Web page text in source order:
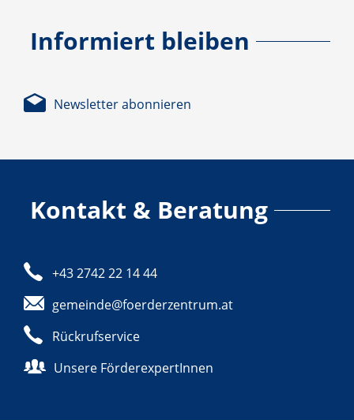
Informiert bleiben
Newsletter abonnieren
Kontakt & Beratung
+43 2742 22 14 44
gemeinde@foerderzentrum.at
Rückrufservice
Unsere FörderexpertInnen